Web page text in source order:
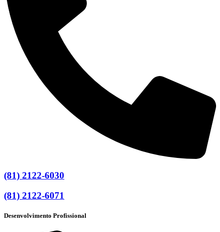
(81) 2122-6030
(81) 2122-6071
Desenvolvimento Profissional